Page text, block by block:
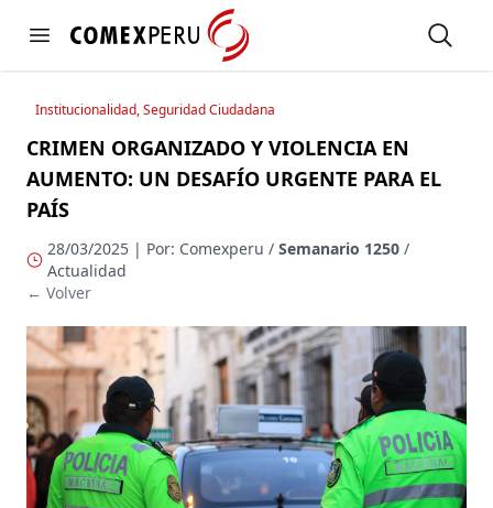
Open menu
https://www.comexperu.org.pe Open
Institucionalidad, Seguridad Ciudadana
CRIMEN ORGANIZADO Y VIOLENCIA EN
AUMENTO: UN DESAFÍO URGENTE PARA EL
PAÍS
28/03/2025 | Por: Comexperu /Semanario 1250 /
Actualidad
← Volver